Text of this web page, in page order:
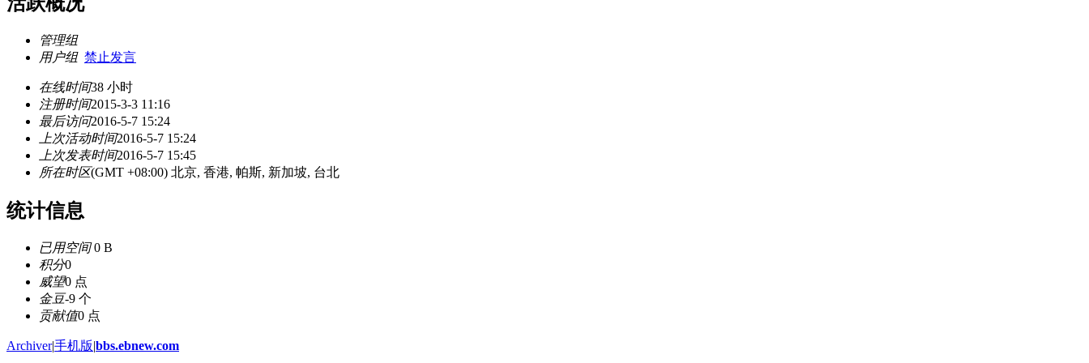
管理组
用户组 禁止发言
在线时间38 小时
注册时间2015-3-3 11:16
最后访问2016-5-7 15:24
上次活动时间2016-5-7 15:24
上次发表时间2016-5-7 15:45
所在时区(GMT +08:00) 北京, 香港, 帕斯, 新加坡, 台北
统计信息
已用空间0 B
积分0
威望0 点
金豆-9 个
贡献值0 点
Archiver|手机版|bbs.ebnew.com